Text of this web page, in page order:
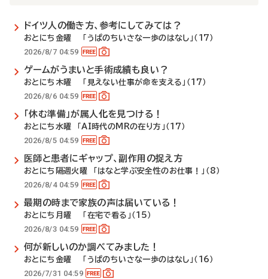
ドイツ人の働き方、参考にしてみては？
おとにち金曜 「うぱのちいさな一歩のはなし」（17）
2026/8/7 04:59
ゲームがうまいと手術成績も良い？
おとにち木曜 「見えない仕事が命を支える」（17）
2026/8/6 04:59
「休む準備」が属人化を見つける！
おとにち水曜 「AI時代のMRの在り方」（17）
2026/8/5 04:59
医師と患者にギャップ、副作用の捉え方
おとにち隔週火曜 「はなと学ぶ安全性のお仕事！」（8）
2026/8/4 04:59
最期の時まで家族の声は届いている！
おとにち月曜 「在宅で看る」（15）
2026/8/3 04:59
何が新しいのか調べてみました！
おとにち金曜 「うぱのちいさな一歩のはなし」（16）
2026/7/31 04:59